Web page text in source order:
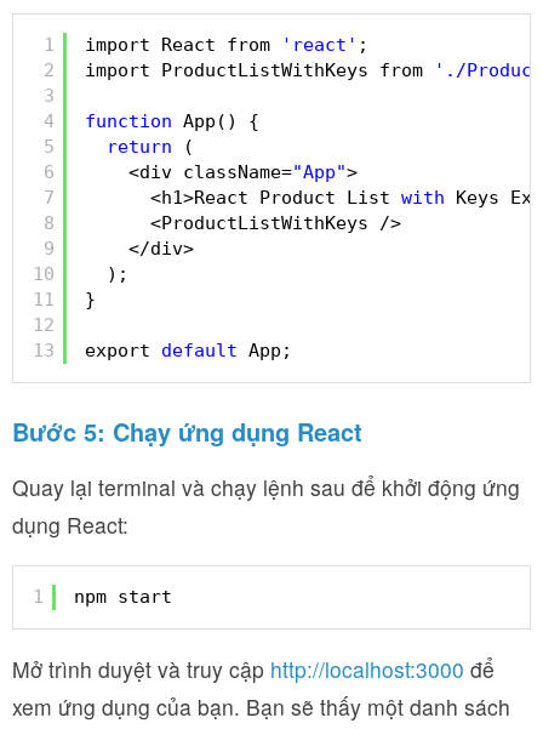
1
2
3
4
5
6
7
8
9
10
11
12
13
import React from 'react' ;
import ProductListWithKeys from
'./
function App() {
return
(
<div className="App">
<h1>React Product List with
Keys
<ProductListWithKeys />
</div>
);
}
export default App;
Bước 5: Chạy ứng dụng React
Quay lại terminal và chạy lệnh sau để khởi động ứng
dụng React:
1 npm start
Mở trình duyệt và truy cập http://localhost:3000 để
xem ứng dụng của bạn. Bạn sẽ thấy một danh sách